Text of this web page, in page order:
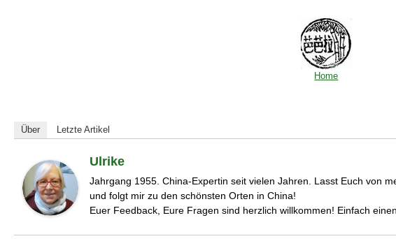
Home
Über Letzte Artikel
Ulrike
Jahrgang 1955. China-Expertin seit vielen Jahren. Lasst Euch von
und folgt mir zu den schönsten Orten in China!
Euer Feedback, Eure Fragen sind herzlich willkommen! Einfach